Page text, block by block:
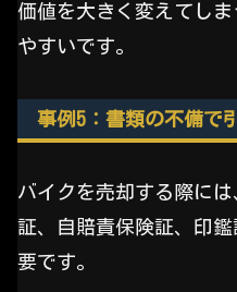
価値を大きく変えてし
やすいです。
事例5：書類の不備で
バイクを売却する際に
証、自賠責保険証、印
要です。